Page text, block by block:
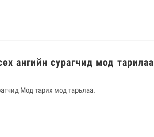
ангийн сурагчид мод тарилаа
Мод тарих мод тарьлаа.